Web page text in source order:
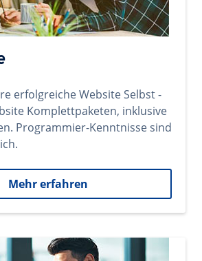
erfolgreiche Website Selbst -
Komplettpaketen, inklusive
Programmier-Kenntnisse sind
Mehr erfahren